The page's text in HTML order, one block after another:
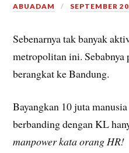
ABUADAM SEPTEMBER
Sebenarnya tak banyak
metropolitan ini. Sebabnya
berangkat ke Bandung.
Bayangkan 10 juta
berbanding dengan KL
manpower kata orang HR!